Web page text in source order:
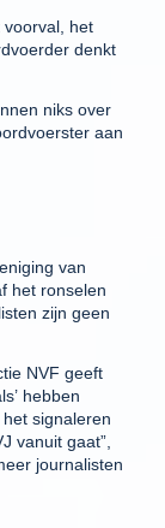
voorval, het
denkt
niks over
aan
van
het ronselen
zijn geen
NVF geeft
hebben
signaleren
vanuit gaat”,
journalisten